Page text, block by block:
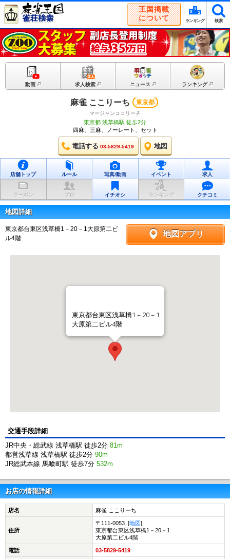
王国掲載
について
ランキング 検索
動画 求人検索 ニュース ランキング
麻雀 ここりーち 東京都
マージャンココリーチ
東京都 浅草橋駅 徒歩2分
四麻、三麻、ノーレート、セット
電話する 03-5829-5419 地図
店舗トップ ルール 写真/動画 イベント 求人
クーポン プロ イチオシ ランキング クチコミ
地図詳細
東京都台東区浅草橋1－20－1大原第二ビ
ル4階
地図アプリ
東京都台東区浅草橋1－20－1
大原第二ビル4階
交通手段詳細
JR中央・総武線 浅草橋駅 徒歩2分 81m
都営浅草線 浅草橋駅 徒歩2分 90m
JR総武本線 馬喰町駅 徒歩7分 532m
お店の情報詳細
店名 麻雀 ここりーち
住所
〒111-0053 [地図]
東京都台東区浅草橋1－20－1
大原第二ビル4階
電話 03-5829-5419